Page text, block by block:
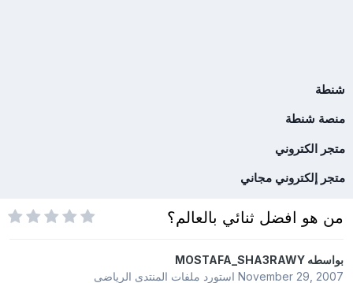
شنطة
منصة شنطة
متجر الكتروني
متجر إلكتروني مجاني
من هو افضل ثنائي بالعالم؟
بواسطهMOSTAFA_SHA3RAWY
November 29, 2007استورد ملفات المنتدى الرياضى